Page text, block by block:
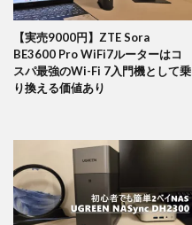
【実売9000円】ZTE Sora
BE3600 Pro WiFi7ルーターはコ
スパ最強のWi-Fi 7入門機として乗
り換える価値あり